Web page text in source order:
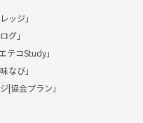
ッジ」
グ」
コStudy」
なび」
|協会プラン」